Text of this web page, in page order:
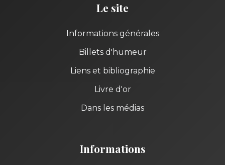
Le site
Informations générales
Billets d'humeur
Liens et bibliographie
Livre d'or
Dans les médias
Informations